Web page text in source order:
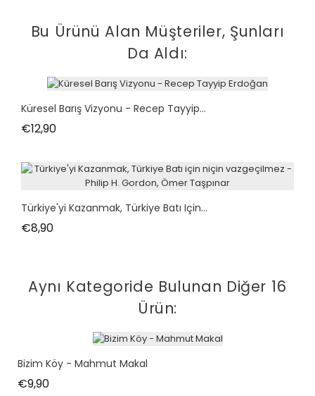
Bu Ürünü Alan Müşteriler, Şunları
Da Aldı:
Küresel Barış Vizyonu - Recep Tayyip...
€12,90Fiyat
Türkiye'yi Kazanmak, Türkiye Batı Için...
€8,90Fiyat
Aynı Kategoride Bulunan Diğer 16
Ürün:
Bizim Köy - Mahmut Makal
€9,90Fiyat